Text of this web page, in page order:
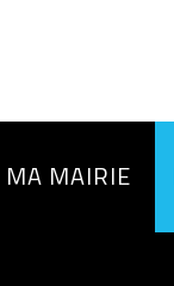
MA MAIRIE